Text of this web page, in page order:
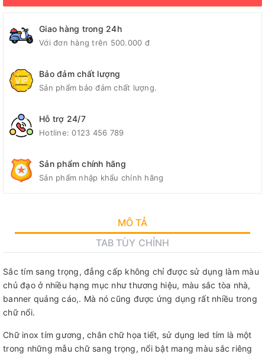
Giao hàng trong 24h
Với đơn hàng trên 500.000 đ
Bảo đảm chất lượng
Sản phẩm bảo đảm chất lượng.
Hỗ trợ 24/7
Hotline:0123 456 789
Sản phẩm chính hãng
Sản phẩm nhập khẩu chính hãng
MÔ TẢ
TAB TÙY CHỈNH
Sắc tím sang trọng, đẳng cấp không chỉ được sử dụng làm màu
chủ đạo ở nhiều hạng mục như thương hiệu, màu sắc tòa nhà,
banner quảng cáo,. Mà nó cũng được ứng dụng rất nhiều trong
chữ nổi.
Chữ inox tím gương, chân chữ họa tiết, sử dụng led tím là một
trong những mẫu chữ sang trọng, nổi bật mang màu sắc riêng